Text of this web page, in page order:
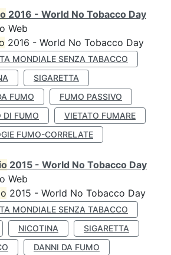
2016 - World No Tobacco Day
Web
2016 - World No Tobacco Day
MONDIALE SENZA TABACCO
SIGARETTA
FUMO
FUMO PASSIVO
DI FUMO
VIETATO FUMARE
FUMO-CORRELATE
2015 - World No Tobacco Day
Web
2015 - World No Tobacco Day
MONDIALE SENZA TABACCO
NICOTINA
SIGARETTA
DANNI DA FUMO